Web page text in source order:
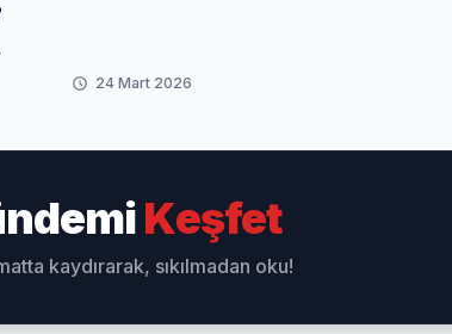
24 Mart 2026
Keşfet
kaydırarak, sıkılmadan oku!